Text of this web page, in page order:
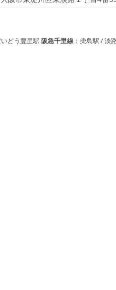
どう豊里駅 阪急千里線 ：柴島駅 / 淡